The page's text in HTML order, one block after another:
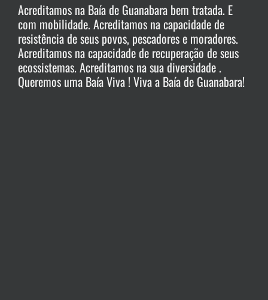
Acreditamos na Baía de Guanabara bem tratada. E
com mobilidade. Acreditamos na capacidade de
resistência de seus povos, pescadores e moradores.
Acreditamos na capacidade de recuperação de seus
ecossistemas. Acreditamos na sua diversidade .
Queremos uma Baía Viva ! Viva a Baía de Guanabara!